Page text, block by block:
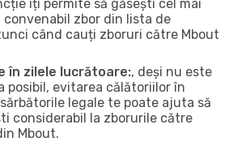
îți permite să găsești cel mai
zbor din lista de
când cauți zboruri către Mbout
în zilele lucrătoare:, deși nu este
posibil, evitarea călătoriilor în
legale te poate ajuta să
considerabil la zborurile către
Mbout.